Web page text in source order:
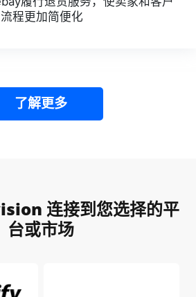
程更加简便化
了解更多
连接到您选择的平
台或市场